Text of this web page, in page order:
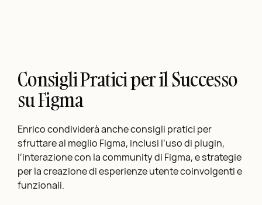
Consigli Pratici per il Successo
su Figma
Enrico condividerà anche consigli pratici per
sfruttare al meglio Figma, inclusi l’uso di plugin,
l’interazione con la community di Figma, e strategie
per la creazione di esperienze utente coinvolgenti e
funzionali.